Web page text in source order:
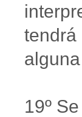
tendrá
19º